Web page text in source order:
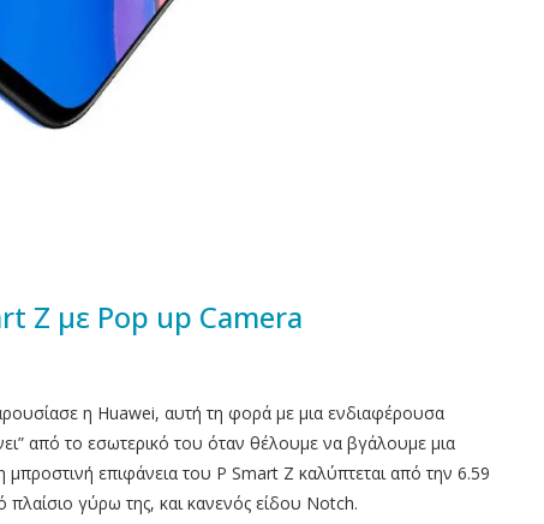
Z με Pop up Camera
η Huawei, αυτή τη φορά με μια ενδιαφέρουσα
από το εσωτερικό του όταν θέλουμε να βγάλουμε μια
επιφάνεια του P Smart Z καλύπτεται από την 6.59
γύρω της, και κανενός είδου Notch.